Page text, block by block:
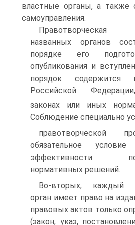
властные органы, а также
самоуправления.
Правотворческая
названных органов
порядке его
опубликования и
порядок содержится
Российской
законах или иных
Соблюдение специально
правотворческой
обязательное
эффективности
нормативных решений.
Во-вторых, каждый
орган имеет право на
правовых актов только
(закон, указ,